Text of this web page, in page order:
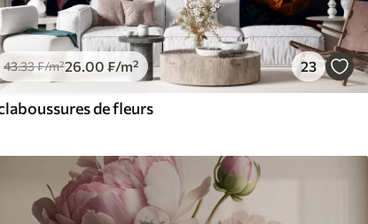
43.33₣/m²26.00 ₣/m² 23
de fleurs